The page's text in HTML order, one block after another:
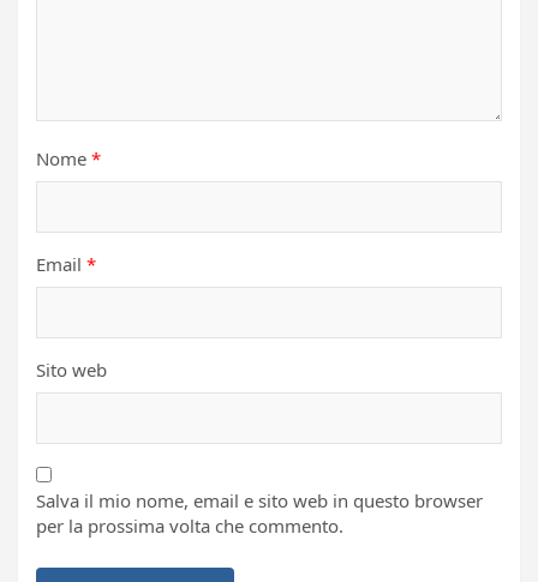
Nome *
Email *
Sito web
Salva il mio nome, email e sito web in questo browser
per la prossima volta che commento.